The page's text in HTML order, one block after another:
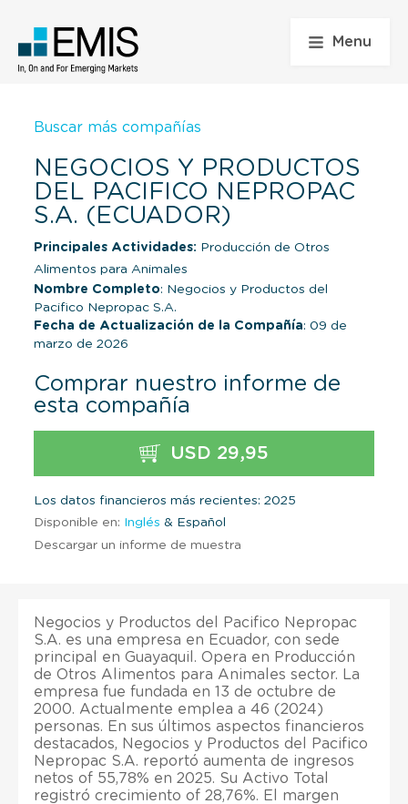
Menu
Buscar más compañías
NEGOCIOS Y PRODUCTOS
DEL PACIFICO NEPROPAC
S.A. (ECUADOR)
Principales Actividades: Producción de Otros
Alimentos para Animales
Nombre Completo: Negocios y Productos del
Pacifico Nepropac S.A.
Fecha de Actualización de la Compañía: 09 de
marzo de 2026
Comprar nuestro informe de
esta compañía
USD 29,95
Los datos financieros más recientes: 2025
Disponible en: Inglés & Español
Descargar un informe de muestra
Negocios y Productos del Pacifico Nepropac
S.A. es una empresa en Ecuador, con sede
principal en Guayaquil. Opera en Producción
de Otros Alimentos para Animales sector. La
empresa fue fundada en 13 de octubre de
2000. Actualmente emplea a 46 (2024)
personas. En sus últimos aspectos financieros
destacados, Negocios y Productos del Pacifico
Nepropac S.A. reportó aumenta de ingresos
netos of 55,78% en 2025. Su Activo Total
registró crecimiento of 28,76%. El margen